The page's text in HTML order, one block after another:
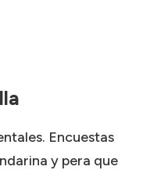
Encuestas
y pera que